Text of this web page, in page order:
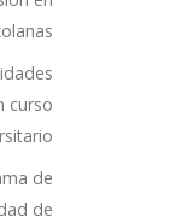
curso
de
de